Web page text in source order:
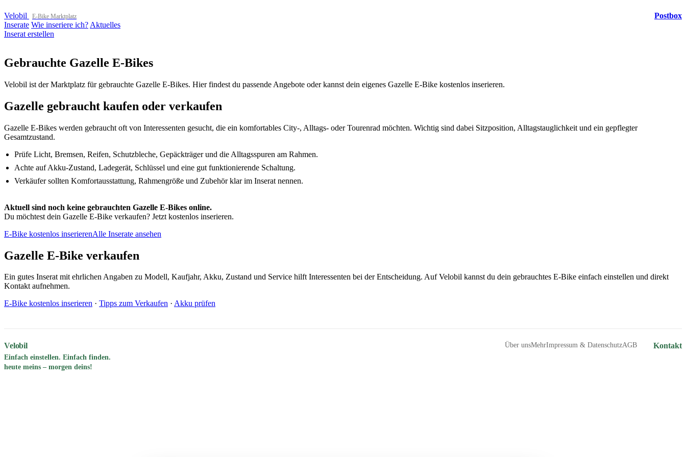
Velobil E-Bike Marktplatz
Postbox
Inserate Wie inseriere ich? Aktuelles
Inserat erstellen
Gebrauchte Gazelle E-Bikes
Velobil ist der Marktplatz für gebrauchte Gazelle E-Bikes. Hier findest du passende Angebote oder kannst dein eigenes Gazelle E-Bike kostenlos inserieren.
Gazelle gebraucht kaufen oder verkaufen
Gazelle E-Bikes werden gebraucht oft von Interessenten gesucht, die ein komfortables City-, Alltags- oder Tourenrad möchten. Wichtig sind dabei Sitzposition, Alltagstauglichkeit und ein gepflegter
Gesamtzustand.
Prüfe Licht, Bremsen, Reifen, Schutzbleche, Gepäckträger und die Alltagsspuren am Rahmen.
Achte auf Akku-Zustand, Ladegerät, Schlüssel und eine gut funktionierende Schaltung.
Verkäufer sollten Komfortausstattung, Rahmengröße und Zubehör klar im Inserat nennen.
Aktuell sind noch keine gebrauchten Gazelle E-Bikes online.
Du möchtest dein Gazelle E-Bike verkaufen? Jetzt kostenlos inserieren.
E-Bike kostenlos inserierenAlle Inserate ansehen
Gazelle E-Bike verkaufen
Ein gutes Inserat mit ehrlichen Angaben zu Modell, Kaufjahr, Akku, Zustand und Service hilft Interessenten bei der Entscheidung. Auf Velobil kannst du dein gebrauchtes E-Bike einfach einstellen und direkt
Kontakt aufnehmen.
E-Bike kostenlos inserieren · Tipps zum Verkaufen · Akku prüfen
Velobil
Einfach einstellen. Einfach finden.
heute meins – morgen deins!
Kontakt
Über unsMehrImpressum & DatenschutzAGB